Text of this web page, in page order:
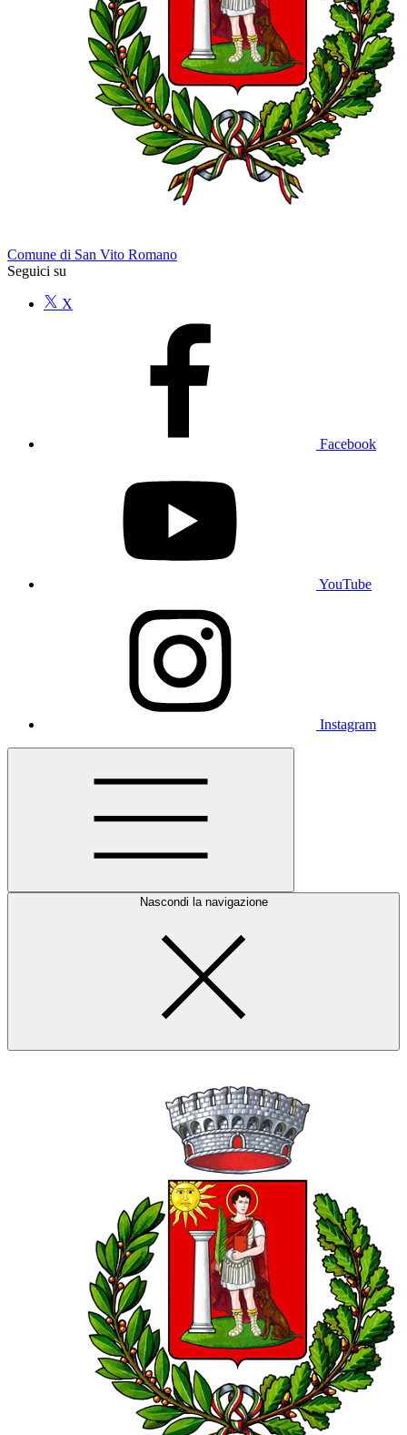
Comune di San Vito Romano
Seguici su
X
Facebook
YouTube
Instagram
Nascondi la navigazione